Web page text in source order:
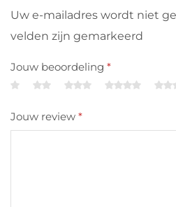
Uw e-mailadres wordt niet
velden zijn gemarkeerd
Jouw beoordeling *
Jouw review *